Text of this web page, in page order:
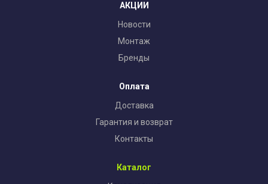
АКЦИИ
Новости
Монтаж
Бренды
Оплата
Доставка
Гарантия и возврат
Контакты
Каталог